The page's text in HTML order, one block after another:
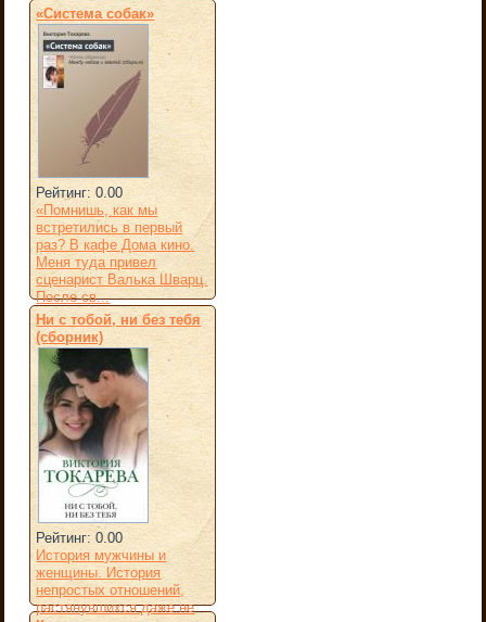
«Система собак»
Рейтинг: 0.00
«Помнишь, как мы
встретились в первый
раз? В кафе Дома кино.
Меня туда привел
сценарист Валька Шварц.
После св...
Ни с тобой, ни без тебя
(сборник)
Рейтинг: 0.00
История мужчины и
женщины. История
непростых отношений,
растянувшихся даже не